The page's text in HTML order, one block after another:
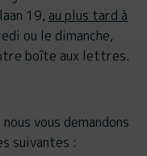
19, au plus tard à
ou le dimanche,
boîte aux lettres.
vous demandons
suivantes :